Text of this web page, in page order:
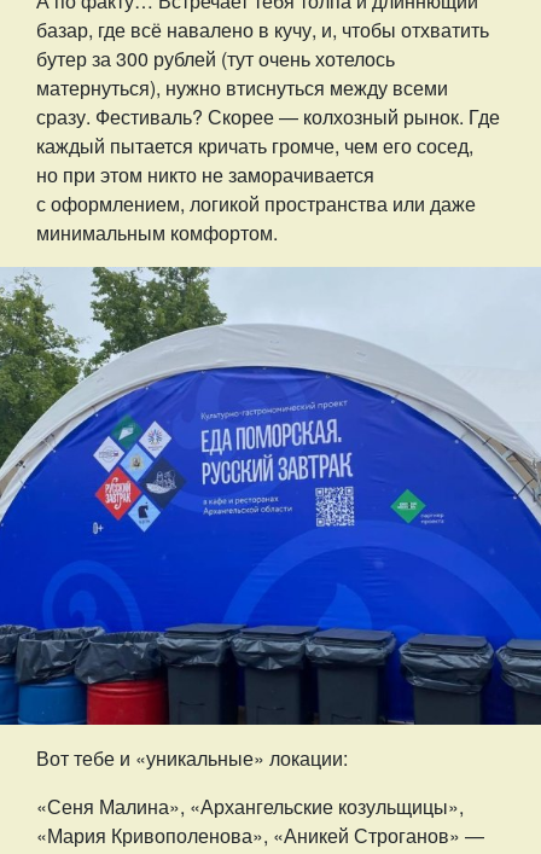
базар, где всё навалено в кучу, и, чтобы отхватить
бутер за 300 рублей (тут очень хотелось
матернуться), нужно втиснуться между всеми
сразу. Фестиваль? Скорее — колхозный рынок. Где
каждый пытается кричать громче, чем его сосед,
но при этом никто не заморачивается
с оформлением, логикой пространства или даже
минимальным комфортом.
Вот тебе и «уникальные» локации:
«Сеня Малина», «Архангельские козульщицы»,
«Мария Кривополенова», «Аникей Строганов» —